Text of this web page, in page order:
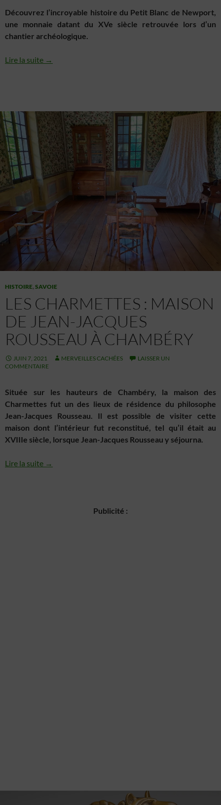
Découvrez l’incroyable histoire du Petit Blanc de Newport,
une monnaie datant du XVe siècle retrouvée lors d’un
chantier archéologique.
Lire la suite →
HISTOIRE, SAVOIE
LES CHARMETTES : MAISON
DE JEAN-JACQUES
ROUSSEAU À CHAMBÉRY
JUIN 7, 2021 MERVEILLES CACHÉES
LAISSER UN
COMMENTAIRE
Située sur les hauteurs de Chambéry, la maison des
Charmettes fut un des lieux de résidence du philosophe
Jean-Jacques Rousseau. Il est possible de visiter cette
maison dont l’intérieur fut reconstitué, tel qu’il était au
XVIIIe siècle, lorsque Jean-Jacques Rousseau y séjourna.
Lire la suite →
Publicité :